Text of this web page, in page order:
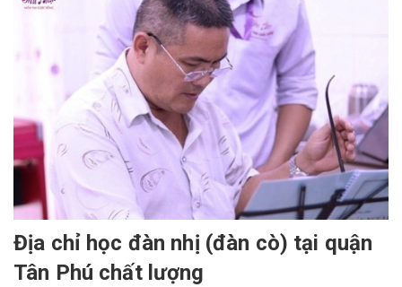
Địa chỉ học đàn nhị (đàn cò) tại quận
Tân Phú chất lượng